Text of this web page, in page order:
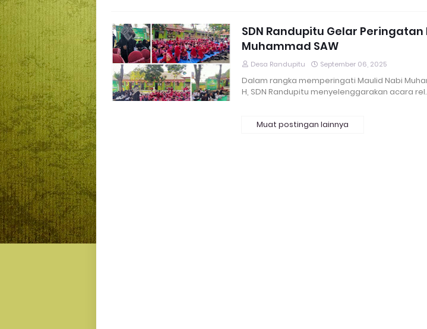
SDN Randupitu Gelar
Muhammad SAW
Desa Randupitu September 06, 2025
Dalam rangka memperingati Maulid Nabi
H, SDN Randupitu menyelenggarakan acara
Muat postingan lainnya